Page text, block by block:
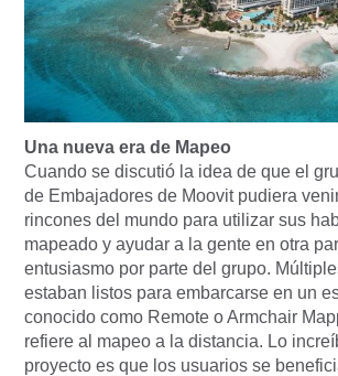
Una nueva era de Mapeo
Cuando se discutió la idea de que el
de Embajadores de Moovit pudiera
rincones del mundo para utilizar sus
mapeado y ayudar a la gente en otra
entusiasmo por parte del grupo.
estaban listos para embarcarse en un
conocido como Remote o Armchair
refiere al mapeo a la distancia. Lo
proyecto es que los usuarios se